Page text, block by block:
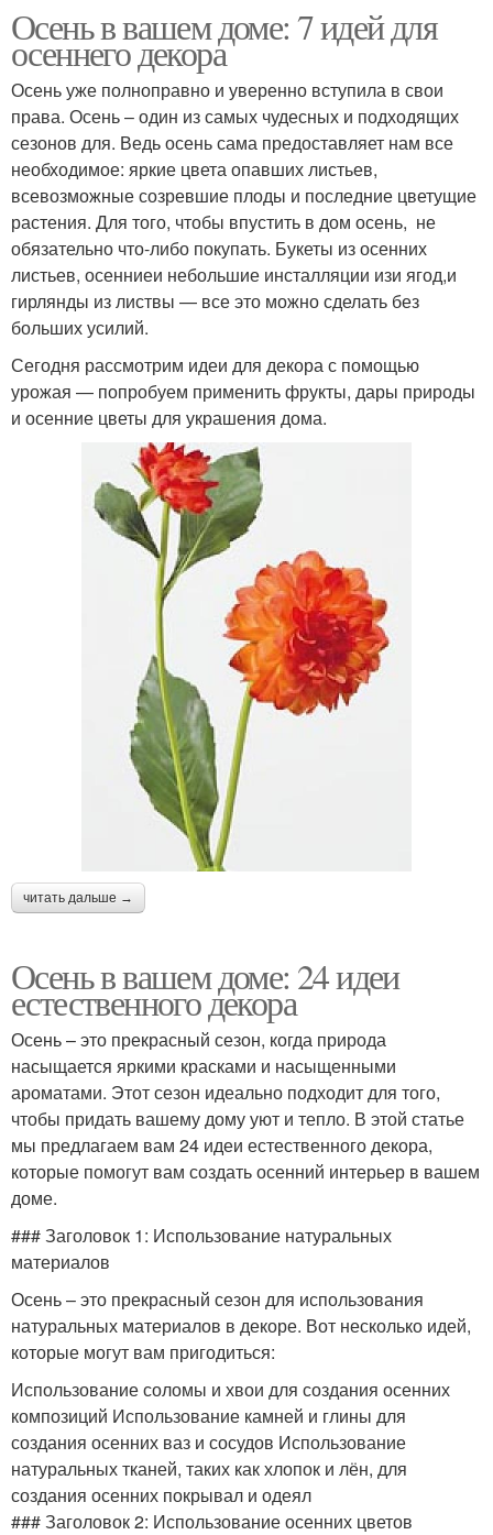
Осень в вашем доме: 7 идей для
осеннего декора
Осень уже полноправно и уверенно вступила в свои
права. Осень – один из самых чудесных и подходящих
сезонов для. Ведь осень сама предоставляет нам все
необходимое: яркие цвета опавших листьев,
всевозможные созревшие плоды и последние цветущие
растения. Для того, чтобы впустить в дом осень, не
обязательно что-либо покупать. Букеты из осенних
листьев, осенниеи небольшие инсталляции изи ягод,и
гирлянды из листвы — все это можно сделать без
больших усилий.
Сегодня рассмотрим идеи для декора с помощью
урожая — попробуем применить фрукты, дары природы
и осенние цветы для украшения дома.
читать дальше →
Осень в вашем доме: 24 идеи
естественного декора
Осень – это прекрасный сезон, когда природа
насыщается яркими красками и насыщенными
ароматами. Этот сезон идеально подходит для того,
чтобы придать вашему дому уют и тепло. В этой статье
мы предлагаем вам 24 идеи естественного декора,
которые помогут вам создать осенний интерьер в вашем
доме.
### Заголовок 1: Использование натуральных
материалов
Осень – это прекрасный сезон для использования
натуральных материалов в декоре. Вот несколько идей,
которые могут вам пригодиться:
Использование соломы и хвои для создания осенних
композиций Использование камней и глины для
создания осенних ваз и сосудов Использование
натуральных тканей, таких как хлопок и лён, для
создания осенних покрывал и одеял
### Заголовок 2: Использование осенних цветов